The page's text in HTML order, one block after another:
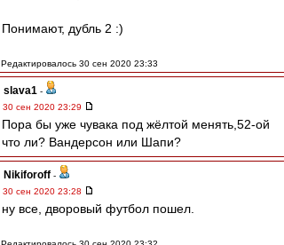
Понимают, дубль 2 :)
Редактировалось 30 сен 2020 23:33
slava1 -
30 сен 2020 23:29
Пора бы уже чувака под жёлтой менять,52-ой
что ли? Вандерсон или Шапи?
Nikiforoff -
30 сен 2020 23:28
ну все, дворовый футбол пошел.